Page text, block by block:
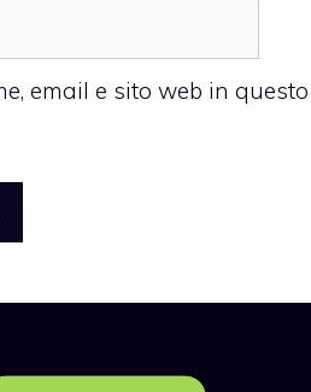
email e sito web in